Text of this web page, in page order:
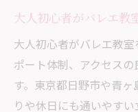
大人初心者がバレエ教
大人初心者がバレエ教
ポート体制、アクセス
す。東京都日野市や青
りや休日にも通いやす